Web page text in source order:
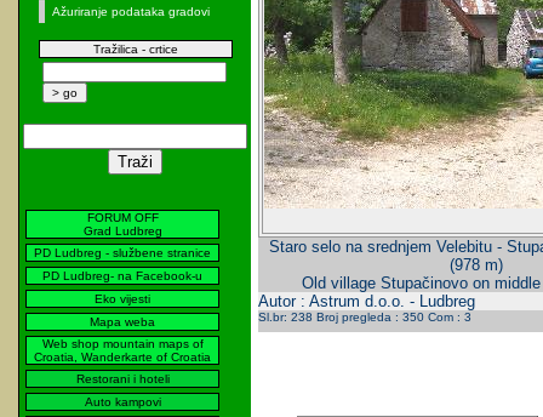
Ažuriranje podataka gradovi
Tražilica - crtice
FORUM OFF
Grad Ludbreg
PD Ludbreg - službene stranice
PD Ludbreg- na Facebook-u
Eko vijesti
Mapa weba
Web shop mountain maps of
Croatia, Wanderkarte of Croatia
Restorani i hoteli
Auto kampovi
Staro selo na srednjem Velebitu -
(978 m)
Old village Stupačinovo on
Autor : Astrum d.o.o. - Ludbreg
Sl.br: 238 Broj pregleda : 350 Com : 3